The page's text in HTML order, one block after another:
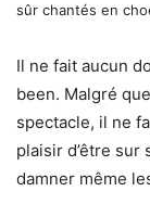
sûr chantés en
Il ne fait aucun
been. Malgré
spectacle, il ne
plaisir d’être
damner même